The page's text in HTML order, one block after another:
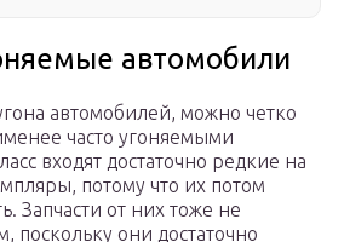
автомобили
автомобилей, можно четко
часто угоняемыми
входят достаточно редкие на
потому что их потом
Запчасти от них тоже не
поскольку они достаточно